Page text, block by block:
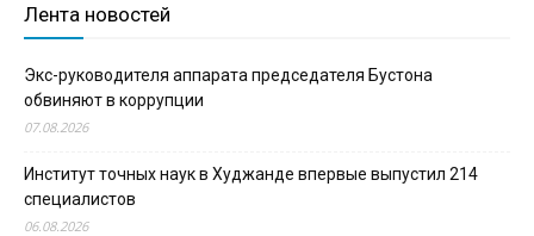
Лента новостей
Экс-руководителя аппарата председателя Бустона
обвиняют в коррупции
07.08.2026
Институт точных наук в Худжанде впервые выпустил 214
специалистов
06.08.2026